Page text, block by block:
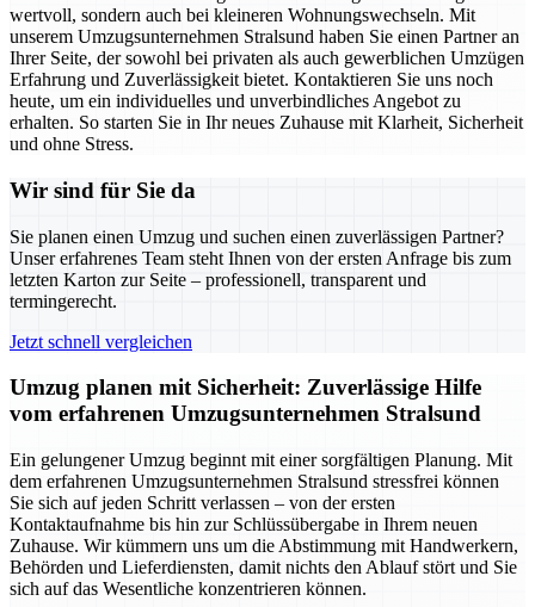
wertvoll, sondern auch bei kleineren Wohnungswechseln. Mit
unserem Umzugsunternehmen Stralsund haben Sie einen Partner an
Ihrer Seite, der sowohl bei privaten als auch gewerblichen Umzügen
Erfahrung und Zuverlässigkeit bietet. Kontaktieren Sie uns noch
heute, um ein individuelles und unverbindliches Angebot zu
erhalten. So starten Sie in Ihr neues Zuhause mit Klarheit, Sicherheit
und ohne Stress.
Wir sind für Sie da
Sie planen einen Umzug und suchen einen zuverlässigen Partner?
Unser erfahrenes Team steht Ihnen von der ersten Anfrage bis zum
letzten Karton zur Seite – professionell, transparent und
termingerecht.
Jetzt schnell vergleichen
Umzug planen mit Sicherheit: Zuverlässige Hilfe
vom erfahrenen Umzugsunternehmen Stralsund
Ein gelungener Umzug beginnt mit einer sorgfältigen Planung. Mit
dem erfahrenen Umzugsunternehmen Stralsund stressfrei können
Sie sich auf jeden Schritt verlassen – von der ersten
Kontaktaufnahme bis hin zur Schlüssübergabe in Ihrem neuen
Zuhause. Wir kümmern uns um die Abstimmung mit Handwerkern,
Behörden und Lieferdiensten, damit nichts den Ablauf stört und Sie
sich auf das Wesentliche konzentrieren können.